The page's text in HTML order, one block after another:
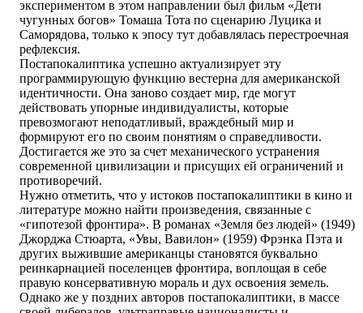
экспериментом в этом направлении был фильм «Дети
чугунных богов» Томаша Тота по сценарию Луцика и
Саморядова, только к эпосу тут добавлялась перестроечная
рефлексия.
Постапокалиптика успешно актуализирует эту
программирующую функцию вестерна для американской
идентичности. Она заново создает мир, где могут
действовать упорные индивидуалисты, которые
превозмогают неподатливый, враждебный мир и
формируют его по своим понятиям о справедливости.
Достигается же это за счет механического устранения
современной цивилизации и присущих ей ограничений и
противоречий.
Нужно отметить, что у истоков постапокалиптики в кино и
литературе можно найти произведения, связанные с
«гипотезой фронтира». В романах «Земля без людей» (1949)
Джорджа Стюарта, «Увы, Вавилон» (1959) Фрэнка Пэта и
других выжившие американцы становятся буквально
реинкарнацией поселенцев фронтира, воплощая в себе
правую консервативную мораль и дух освоения земель.
Однако же у поздних авторов постапокалиптики, в массе